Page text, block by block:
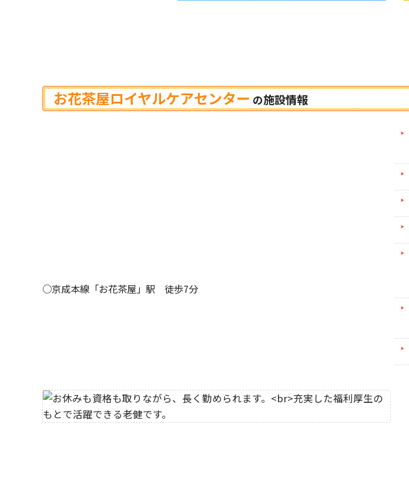
お花茶屋ロイヤルケアセンター の施設情報
○京成本線「お花茶屋」駅 徒歩7分